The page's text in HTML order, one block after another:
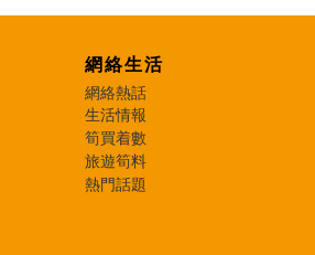
網絡生活
網絡熱話
生活情報
筍買着數
旅遊筍料
熱門話題